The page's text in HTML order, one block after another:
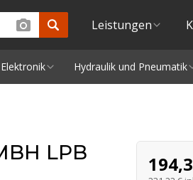
Leistungen
Hydraulik und Pneumatik
LPB